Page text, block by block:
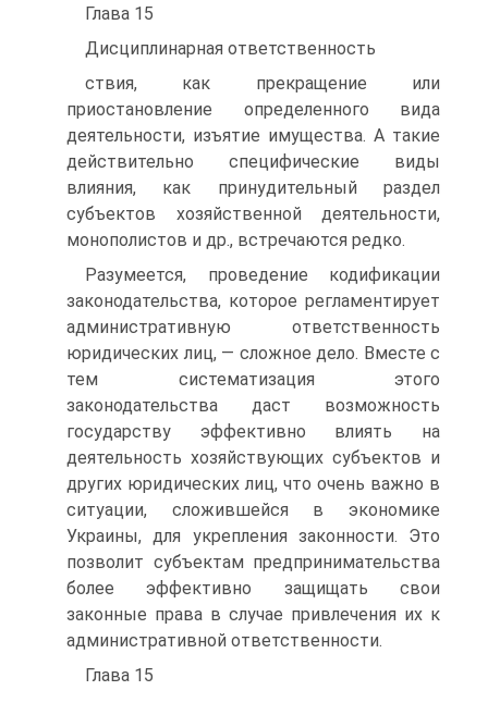
Глава 15
Дисциплинарная ответственность
ствия, как прекращение или
приостановление определенного вида
деятельности, изъятие имущества. А такие
действительно специфические виды
влияния, как принудительный раздел
субъектов хозяйственной деятельности,
монополистов и др., встречаются редко.
Разумеется, проведение кодификации
законодательства, которое регламентирует
административную ответственность
юридических лиц, — сложное дело. Вместе с
тем систематизация этого
законодательства даст возможность
государству эффективно влиять на
деятельность хозяйствующих субъектов и
других юридических лиц, что очень важно в
ситуации, сложившейся в экономике
Украины, для укрепления законности. Это
позволит субъектам предпринимательства
более эффективно защищать свои
законные права в случае привлечения их к
административной ответственности.
Глава 15